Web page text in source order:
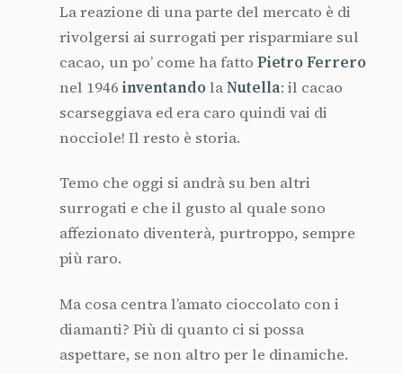
La reazione di una parte del mercato è di
rivolgersi ai surrogati per risparmiare sul
cacao, un po’ come ha fatto Pietro Ferrero
nel 1946 inventandolaNutella: il cacao
scarseggiava ed era caro quindi vai di
nocciole! Il resto è storia.
Temo che oggi si andrà su ben altri
surrogati e che il gusto al quale sono
affezionato diventerà, purtroppo, sempre
più raro.
Ma cosa centra l’amato cioccolato con i
diamanti? Più di quanto ci si possa
aspettare, se non altro per le dinamiche.